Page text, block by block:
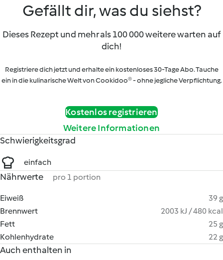
Gefällt dir, was du siehst?
Dieses Rezept und mehr als 100 000 weitere warten auf
dich!
Registriere dich jetzt und erhalte ein kostenloses 30-Tage Abo. Tauche
ein in die kulinarische Welt von Cookidoo® - ohne jegliche Verpflichtung.
Kostenlos registrieren
Weitere Informationen
Schwierigkeitsgrad
einfach
Nährwerte pro 1 portion
Eiweiß
39 g
Brennwert
2003 kJ / 480 kcal
Fett
25 g
Kohlenhydrate
22 g
Auch enthalten in